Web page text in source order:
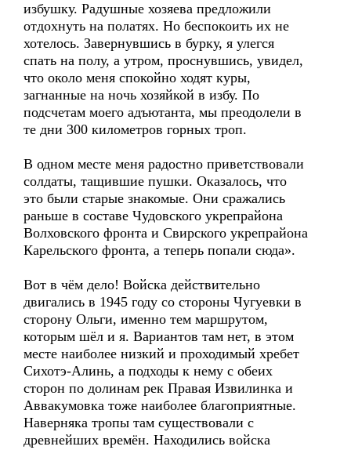
избушку. Радушные хозяева предложили
отдохнуть на полатях. Но беспокоить их не
хотелось. Завернувшись в бурку, я улегся
спать на полу, а утром, проснувшись, увидел,
что около меня спокойно ходят куры,
загнанные на ночь хозяйкой в избу. По
подсчетам моего адъютанта, мы преодолели в
те дни 300 километров горных троп.
В одном месте меня радостно приветствовали
солдаты, тащившие пушки. Оказалось, что
это были старые знакомые. Они сражались
раньше в составе Чудовского укрепрайона
Волховского фронта и Свирского укрепрайона
Карельского фронта, а теперь попали сюда».
Вот в чём дело! Войска действительно
двигались в 1945 году со стороны Чугуевки в
сторону Ольги, именно тем маршрутом,
которым шёл и я. Вариантов там нет, в этом
месте наиболее низкий и проходимый хребет
Сихотэ-Алинь, а подходы к нему с обеих
сторон по долинам рек Правая Извилинка и
Аввакумовка тоже наиболее благоприятные.
Наверняка тропы там существовали с
древнейших времён. Находились войска